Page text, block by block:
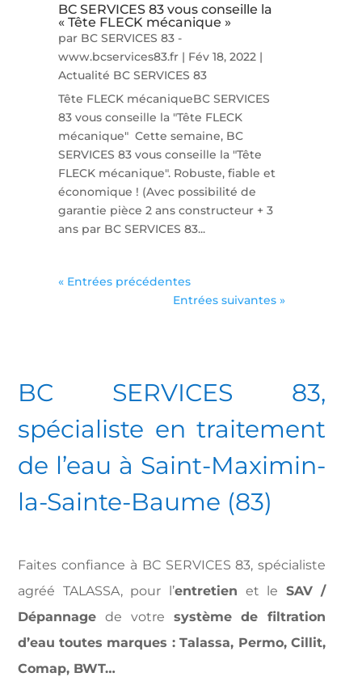
BC SERVICES 83 vous conseille la
« Tête FLECK mécanique »
par BC SERVICES 83 -
www.bcservices83.fr | Fév 18, 2022 |
Actualité BC SERVICES 83
Tête FLECK mécaniqueBC SERVICES
83 vous conseille la "Tête FLECK
mécanique" Cette semaine, BC
SERVICES 83 vous conseille la "Tête
FLECK mécanique". Robuste, fiable et
économique ! (Avec possibilité de
garantie pièce 2 ans constructeur + 3
ans par BC SERVICES 83...
« Entrées précédentes
Entrées suivantes »
BC SERVICES 83,
spécialiste en traitement
de l’eau à Saint-Maximin-
la-Sainte-Baume (83)
Faites confiance à BC SERVICES 83, spécialiste
agréé TALASSA, pour l’entretien et le SAV /
Dépannage de votre système de filtration
d’eau toutes marques : Talassa, Permo, Cillit,
Comap, BWT…